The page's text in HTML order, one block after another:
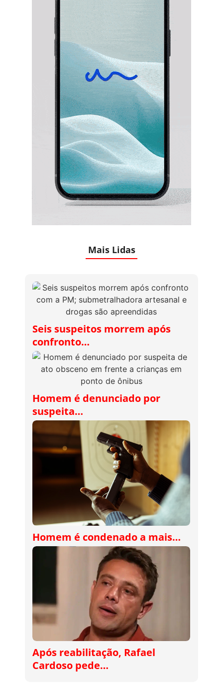
Mais Lidas
Seis suspeitos morrem após
confronto…
Homem é denunciado por
suspeita…
Homem é condenado a mais…
Após reabilitação, Rafael
Cardoso pede…